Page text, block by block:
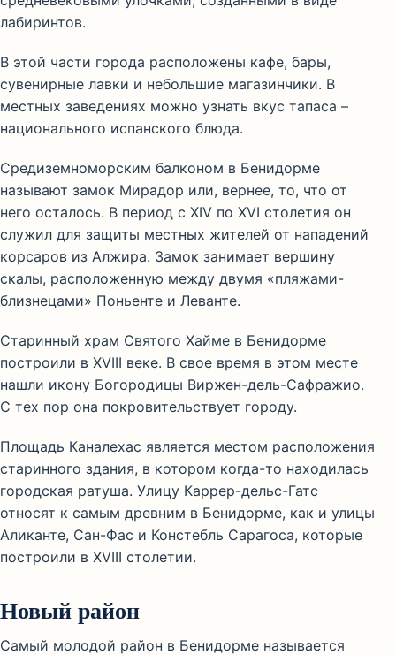
лабиринтов.
В этой части города расположены кафе, бары,
сувенирные лавки и небольшие магазинчики. В
местных заведениях можно узнать вкус тапаса –
национального испанского блюда.
Средиземноморским балконом в Бенидорме
называют замок Мирадор или, вернее, то, что от
него осталось. В период с XIV по XVI столетия он
служил для защиты местных жителей от нападений
корсаров из Алжира. Замок занимает вершину
скалы, расположенную между двумя «пляжами-
близнецами» Поньенте и Леванте.
Старинный храм Святого Хайме в Бенидорме
построили в XVIII веке. В свое время в этом месте
нашли икону Богородицы Виржен-дель-Сафражио.
С тех пор она покровительствует городу.
Площадь Каналехас является местом расположения
старинного здания, в котором когда-то находилась
городская ратуша. Улицу Каррер-дельс-Гатс
относят к самым древним в Бенидорме, как и улицы
Аликанте, Сан-Фас и Констебль Сарагоса, которые
построили в XVIII столетии.
Новый район
Самый молодой район в Бенидорме называется